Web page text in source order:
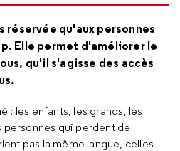
qu'aux personnes
Elle permet d'améliorer le
qu'il s'agisse des accès
: les enfants, les grands, les
personnes qui perdent de
pas la même langue, celles